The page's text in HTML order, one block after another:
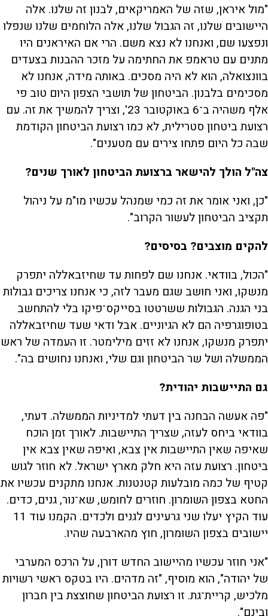
"מול איראן, שזה של האמריקאים, לבנון זה שלנו. אלה
היישובים שלנו, זה הגבול שלנו, אלה הלוחמים שלנו שנפלו
ונפצעו שם, ואנחנו לא נצא משם. הרי אם האיראנים היו
מתנים עם טראמפ את החתימה על מזכר ההבנות בצעדים
בוונצואלה, הוא לא היה מסכים. באותה מידה, אנחנו לא
מסכימים בלבנון. הביטחון של תושבי הצפון היום טוב פי
אלף משהיה ב־6 באוקטובר 23', וצריך להמשיך את זה. עם
רצועת ביטחון סטרילית, לא כמו רצועת הביטחון הקודמת
שבה כל היום פתחו צירים עם מטענים".
צה"ל הולך להישאר ברצועת הביטחון לאורך שנים?
"כן, ואני אומר את זה כמי שמנהל עכשיו מו"מ על ניהול
תקציב הביטחון לעשור הקרוב".
להקים מוצבים? בסיסים?
"הכול, בוודאי. אנחנו שם לפחות עד שחיזבאללה יתפרק
מנשקו, ואני חושב שגם מעבר לזה, כי אנחנו צריכים גבולות
בני הגנה. הגבולות ששרטטו בסייקס־פיקו בלי להתחשב
בטופוגרפיה הם לא הגיוניים. אבל ודאי שעד שחיזבאללה
יתפרק מנשקו, אנחנו לא זזים מילימטר. זו העמדה של ראש
הממשלה ושל שר הביטחון וגם שלי, ואנחנו נחושים בה".
גם התיישבות יהודית?
"פה אעשה הבחנה בין דעתי למדיניות הממשלה. דעתי,
בוודאי ביחס לעזה, שצריך התיישבות. לאורך זמן הוכח
שאיפה שאין התיישבות אין צבא, ואיפה שאין צבא אין
ביטחון. רצועת עזה היא חלק מארץ ישראל. לא חוזר לגוש
קטיף של כמה מובלעות קטנטנות. אנחנו מתקנים עכשיו את
החטא בצפון השומרון. חוזרים לחומש, שא־נור, גנים, כדים.
עוד הקיץ יעלו שני גרעינים לגנים ולכדים. הקמנו עוד 11
יישובים בצפון השומרון, חוץ מהארבעה שהיו.
"אני חוזר עכשיו מהיישוב החדש דורן, על הרכס המערבי
של יהודה", הוא מוסיף, "זה מדהים. היו בטקס ראשי רשויות
מלכיש, קריית־גת. זו רצועת הביטחון שחוצצת בין חברון
ובינם".